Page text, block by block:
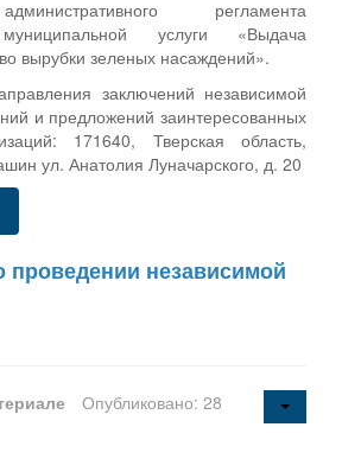
регламента
услуги «Выдача
вырубки зеленых насаждений».
заключений независимой
и предложений заинтересованных
171640, Тверская область,
ул. Анатолия Луначарского, д. 20
проведении независимой
Опубликовано: 28